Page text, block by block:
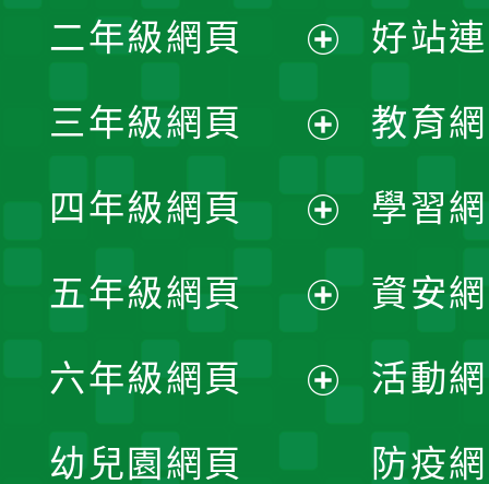
開
選
單
二年級網頁
開
選
單
三年級網頁
開
選
單
四年級網頁
開
選
五年級網頁
開
六年級網頁
幼兒園網頁
好站
教育
學習
資安
活動
防疫